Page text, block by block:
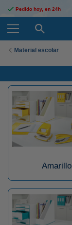
Pedido hoy, en 24h
Material escolar
Amarillo